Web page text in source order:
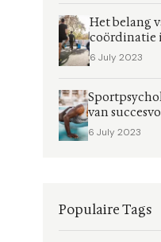
Het belang
coördinatie
6 July 2023
van
6 July 2023
Populaire Tags